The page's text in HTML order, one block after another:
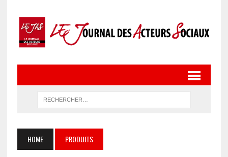
HOME PRODUITS